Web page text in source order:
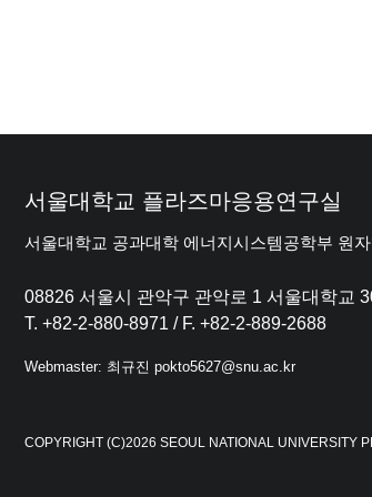
서울대학교 플라즈마응용연구실
서울대학교 공과대학 에너지시스템공학부 원
08826 서울시 관악구 관악로 1 서울대학교
T. +82-2-880-8971 / F. +82-2-889-2688
Webmaster: 최규진 pokto5627@snu.ac.kr
COPYRIGHT (C)2026 SEOUL NATIONAL UNIVERSITY